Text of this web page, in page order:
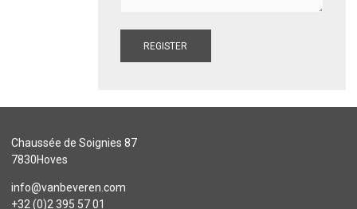
REGISTER
Chaussée de Soignies 87
7830Hoves
info@vanbeveren.com
+32 (0)2 395 57 01